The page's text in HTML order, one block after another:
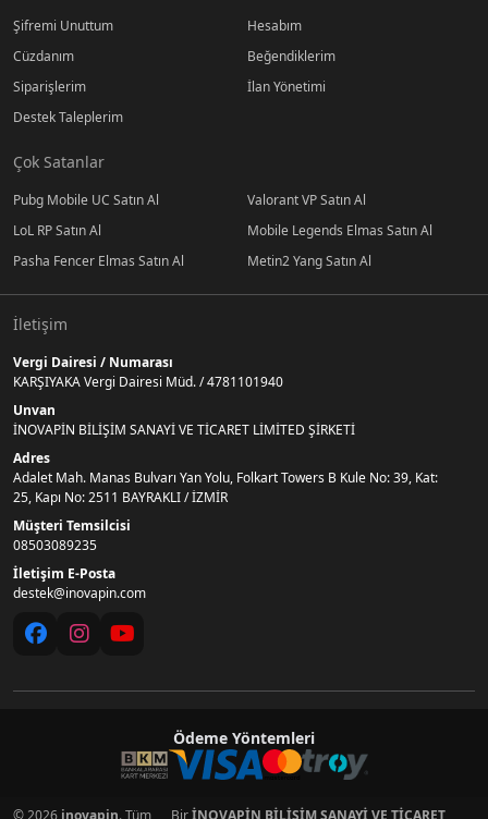
Şifremi Unuttum
Hesabım
Cüzdanım
Beğendiklerim
Siparişlerim
İlan Yönetimi
Destek Taleplerim
Çok Satanlar
Pubg Mobile UC Satın Al
Valorant VP Satın Al
LoL RP Satın Al
Mobile Legends Elmas Satın Al
Pasha Fencer Elmas Satın Al
Metin2 Yang Satın Al
İletişim
Vergi Dairesi / Numarası
KARŞIYAKA Vergi Dairesi Müd. / 4781101940
Unvan
İNOVAPİN BİLİŞİM SANAYİ VE TİCARET LİMİTED ŞİRKETİ
Adres
Adalet Mah. Manas Bulvarı Yan Yolu, Folkart Towers B Kule No: 39, Kat:
25, Kapı No: 2511 BAYRAKLI / İZMİR
Müşteri Temsilcisi
08503089235
İletişim E-Posta
destek@inovapin.com
Ödeme Yöntemleri